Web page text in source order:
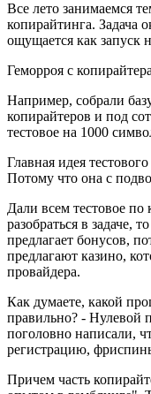
Все лето занимаемся
копирайтинга. Задача
ощущается как запуск
Геморроя с
Например, собрали
копирайтеров и под
тестовое на 1000
Главная идея
Потому что она с
Дали всем тестовое
разобраться в задаче,
предлагает бонусов,
предлагают казино,
провайдера.
Как думаете, какой
правильно? - Нулевой
поголовно написали,
регистрацию,
Причем часть